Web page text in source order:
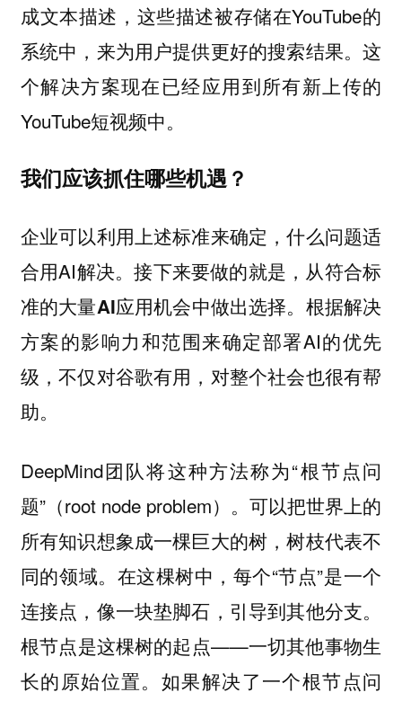
成文本描述，这些描述被存储在YouTube的
系统中，来为用户提供更好的搜索结果。这
个解决方案现在已经应用到所有新上传的
YouTube短视频中。
我们应该抓住哪些机遇？
企业可以利用上述标准来确定，什么问题适
合用AI解决。接下来要做的就是， 从符合标
准的大量AI应用机会中做出选择。 根据解决
方案的影响力和范围来确定部署AI的优先
级，不仅对谷歌有用，对整个社会也很有帮
助。
DeepMind团队将这种方法称为“根节点问
题”（root node problem）。可以把世界上的
所有知识想象成一棵巨大的树，树枝代表不
同的领域。在这棵树中，每个“节点”是一个
连接点，像一块垫脚石，引导到其他分支。
根节点是这棵树的起点——一切其他事物生
长的原始位置。如果解决了一个根节点问